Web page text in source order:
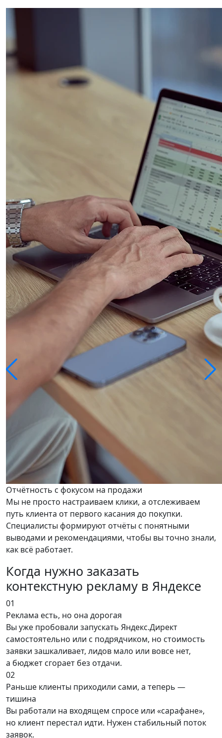
Отчётность с фокусом на продажи
Мы не просто настраиваем клики, а отслеживаем
путь клиента от первого касания до покупки.
Специалисты формируют отчёты с понятными
выводами и рекомендациями, чтобы вы точно знали,
как всё работает.
Когда нужно заказать
контекстную рекламу в Яндексе
01
Реклама есть, но она дорогая
Вы уже пробовали запускать Яндекс.Директ
самостоятельно или с подрядчиком, но стоимость
заявки зашкаливает, лидов мало или вовсе нет,
а бюджет сгорает без отдачи.
02
Раньше клиенты приходили сами, а теперь —
тишина
Вы работали на входящем спросе или «сарафане»,
но клиент перестал идти. Нужен стабильный поток
заявок.